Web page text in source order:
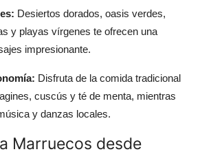
Desiertos dorados, oasis verdes,
y playas vírgenes te ofrecen una
impresionante.
Disfruta de la comida tradicional
cuscús y té de menta, mientras
y danzas locales.
Marruecos desde